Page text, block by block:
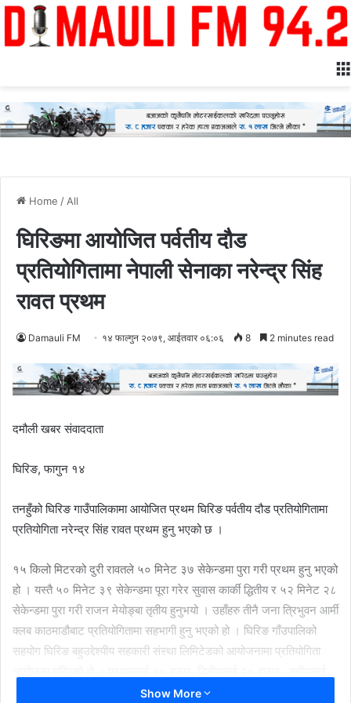
Home / All
घिरिङमा आयोजित पर्वतीय दौड
प्रतियोगितामा नेपाली सेनाका नरेन्द्र सिंह
रावत प्रथम
Damauli FM १४ फाल्गुन २०७९, आईतवार ०६:०६ 8 2 minutes read
दमौली खबर संवाददाता
घिरिङ, फागुन १४
तनहुँको घिरिङ गाउँपालिकामा आयोजित प्रथम घिरिङ पर्वतीय दौड प्रतियोगितामा
प्रतियोगिता नरेन्द्र सिंह रावत प्रथम हुनु भएको छ ।
१५ किलो मिटरको दुरी रावतले ५० मिनेट ३७ सेकेन्डमा पुरा गरी प्रथम हुनु भएको
हो । यस्तै ५० मिनेट ३९ सेकेन्डमा पूरा गरेर सुवास कार्की द्धितीय र ५२ मिनेट २८
सेकेन्डमा पुरा गरी राजन मेयोङ्बा तृतीय हुनुभयो । उहाँहरु तीनै जना त्रिभुवन आर्मी
क्लब काठमाडौबाट प्रतियोगितामा सहभागी हुनु भएको हो । घिरिङ गाँउपालिको
सहयोग घिरिङ बहुउद्देश्यीय सहकारी संस्था लिमिटेडको आयोजनामा प्रतियोगिता
१० हजार नगदा सहित प्रमाणपत्र र मेडल प्राप्त प्रदान गरिएको छ ।
Show More